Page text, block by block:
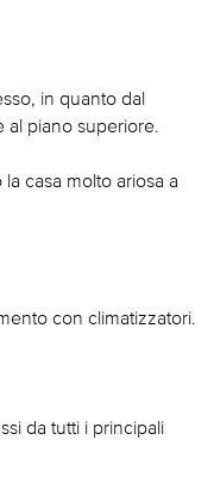
in quanto dal
piano superiore.
casa molto ariosa a
con climatizzatori.
da tutti i principali